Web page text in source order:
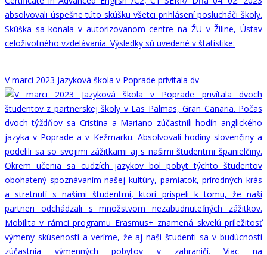
V marci 2023 Jazyková škola v Poprade privítala dv